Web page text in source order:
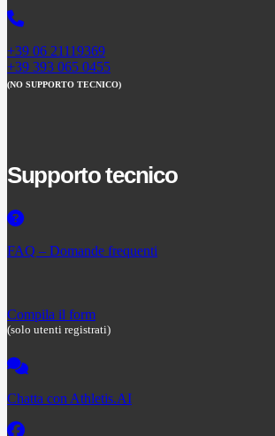
+39 06 21119369
+39 393 065 0455
(NO SUPPORTO TECNICO)
Supporto tecnico
FAQ – Domande frequenti
Compila il form
(solo utenti registrati)
Chatta con Athletis.AI